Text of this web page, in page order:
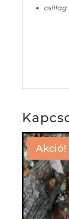
csillag
Akció!